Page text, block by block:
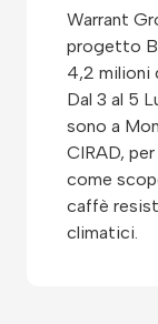
Warrant
progetto
4,2 milioni
Dal 3 al 5
sono a
CIRAD,
come
caffè
climatici.